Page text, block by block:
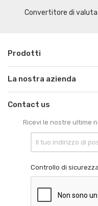
Convertitore di valuta
Prodotti
La nostra azienda
Contact us
Ricevi le nostre ultime
Controllo di sicurezza